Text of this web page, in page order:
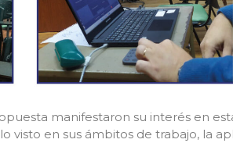
manifestaron su interés en
en sus ámbitos de trabajo, la